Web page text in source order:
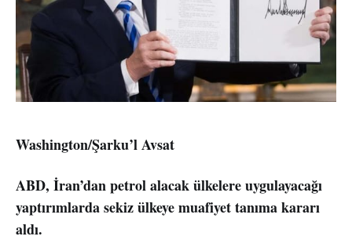
Washington/Şarku’l Avsat
ABD, İran’dan petrol alacak ülkelere uygulayacağı
yaptırımlarda sekiz ülkeye muafiyet tanıma kararı
aldı.